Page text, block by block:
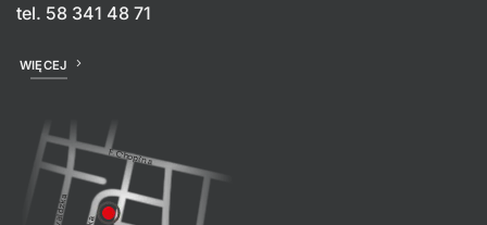
tel. 58 341 48 71
WIĘCEJ